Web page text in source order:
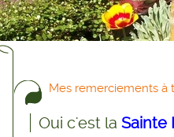
Mes remerciements à
Oui c'est la Sainte